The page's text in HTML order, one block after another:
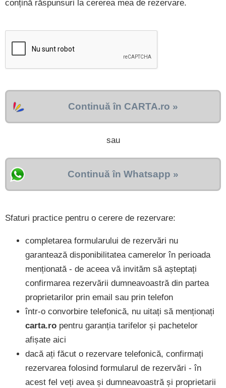
conțină răspunsuri la cererea mea de rezervare.
Continuă în CARTA.ro »
sau
Continuă în Whatsapp »
Sfaturi practice pentru o cerere de rezervare:
completarea formularului de rezervări nu
garantează disponibilitatea camerelor în perioada
menționată - de aceea vă invităm să așteptați
confirmarea rezervării dumneavoastră din partea
proprietarilor prin email sau prin telefon
într-o convorbire telefonică, nu uitați să menționați
carta.ro pentru garanția tarifelor și pachetelor
afișate aici
dacă ați făcut o rezervare telefonică, confirmați
rezervarea folosind formularul de rezervări - în
acest fel veți avea și dumneavoastră și proprietarii